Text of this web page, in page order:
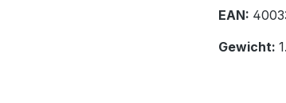
EAN:
Gewicht: